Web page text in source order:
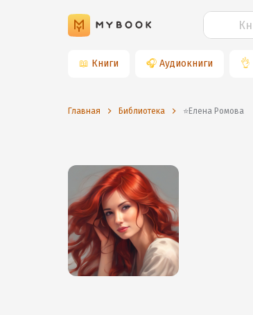
📖 Книги 🎧 Аудиокниги 👌
Главная Библиотека ⭐️Елена Ромова